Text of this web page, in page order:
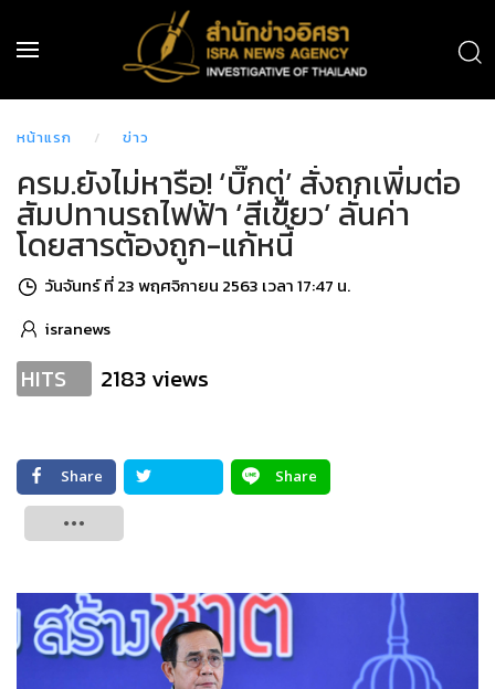
หน้าแรก ข่าว
ครม.ยังไม่หารือ! ‘บิ๊กตู่’ สั่งถกเพิ่มต่อ
สัมปทานรถไฟฟ้า ‘สีเขียว’ ลั่นค่า
โดยสารต้องถูก-แก้หนี้
วันจันทร์ ที่ 23 พฤศจิกายน 2563 เวลา 17:47 น.
isranews
HITS 2183 views
Share
Share